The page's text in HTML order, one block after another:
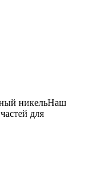
никельНаш
для